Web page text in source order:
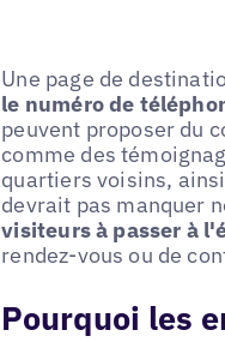
Une page de
le numéro de
peuvent proposer du
comme des
quartiers voisins,
devrait pas manquer
visiteurs à passer à
rendez-vous ou de
Pourquoi les